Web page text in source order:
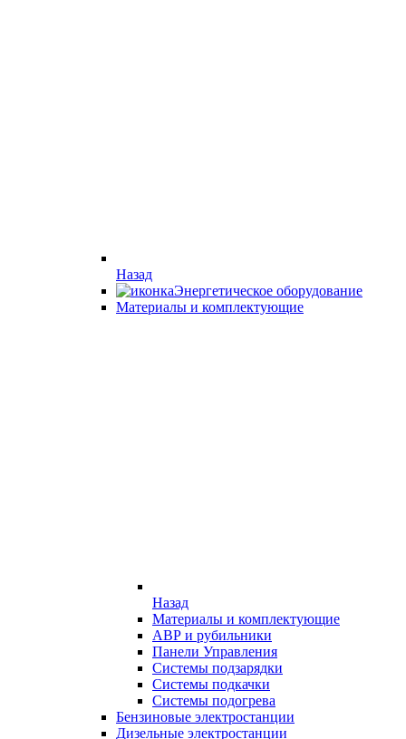
Назад
Энергетическое оборудование
Материалы и комплектующие
Назад
Материалы и комплектующие
АВР и рубильники
Панели Управления
Системы подзарядки
Системы подкачки
Системы подогрева
Бензиновые электростанции
Дизельные электростанции